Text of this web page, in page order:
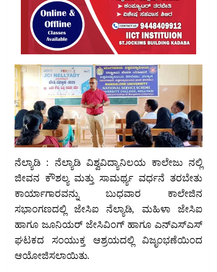
ನೆಲ್ಯಾಡಿ : ನೆಲ್ಯಾಡಿ ವಿಶ್ವವಿದ್ಯಾನಿಲಯ ಕಾಲೇಜು ನಲ್ಲಿ
ಜೀವನ ಕೌಶಲ್ಯ ಮತ್ತು ಸಾಮರ್ಥ್ಯ ವರ್ಧನೆ ತರಬೇತು
ಕಾರ್ಯಾಗಾರವನ್ನು ಬುಧವಾರ ಕಾಲೇಜಿನ
ಸಭಾಂಗಣದಲ್ಲಿ ಜೇಸಿಐ ನೆಲ್ಯಾಡಿ, ಮಹಿಳಾ ಜೇಸಿಐ
ಹಾಗೂ ಜೂನಿಯರ್ ಜೇಸಿವಿಂಗ್ ಹಾಗೂ ಎನ್ಎಸ್ಎಸ್
ಘಟಕದ ಸಂಯುಕ್ತ ಆಶ್ರಯದಲ್ಲಿ ವಿಜೃಂಭಣೆಯಿಂದ
ಆಯೋಜಿಸಲಾಯಿತು.